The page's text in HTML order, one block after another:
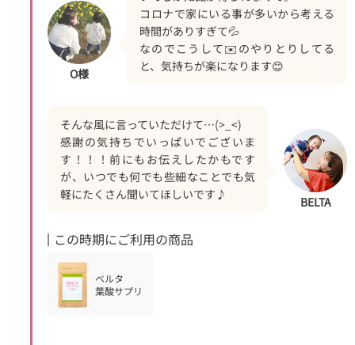
O様
コロナで家にいる事が多いから考える
時間がありすぎて💦
なのでこうして✉️のやりとりしてる
と、気持ちが楽になります😊
BELTA
そんな風に言っていただけて…(>_<)
感謝の気持ちでいっぱいでございま
す！！！前にもお伝えしたかもです
が、いつでも何でも些細なことでも気
軽にたくさん聞いてほしいです♪
この時期にご利用の商品
ベルタ
葉酸サプリ